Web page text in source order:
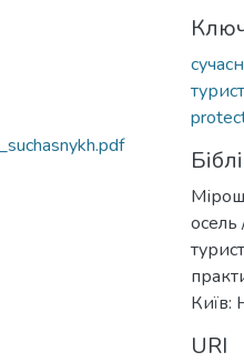
осель
Київ:
URI